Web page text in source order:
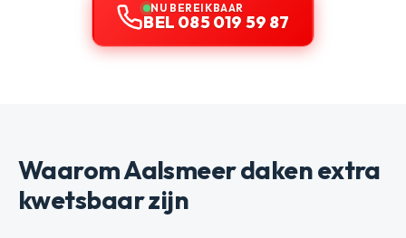
NU BEREIKBAAR
BEL 085 019 59 87
Waarom Aalsmeer daken extra
kwetsbaar zijn